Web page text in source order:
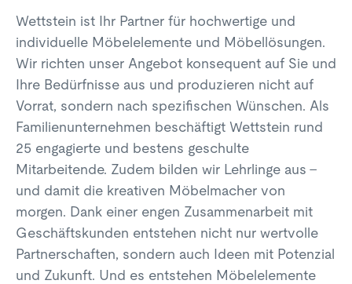
Wettstein ist Ihr Partner für hochwertige und
individuelle Möbelelemente und Möbellösungen.
Wir richten unser Angebot konsequent auf Sie und
Ihre Bedürfnisse aus und produzieren nicht auf
Vorrat, sondern nach spezifischen Wünschen. Als
Familienunternehmen beschäftigt Wettstein rund
25 engagierte und bestens geschulte
Mitarbeitende. Zudem bilden wir Lehrlinge aus –
und damit die kreativen Möbelmacher von
morgen. Dank einer engen Zusammenarbeit mit
Geschäftskunden entstehen nicht nur wertvolle
Partnerschaften, sondern auch Ideen mit Potenzial
und Zukunft. Und es entstehen Möbelelemente